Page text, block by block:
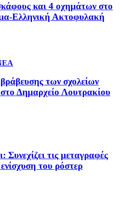
και 4 οχημάτων στο
Ελληνική Ακτοφυλακή
των σχολείων
Δημαρχείο Λουτρακίου
τις μεταγραφές
του ρόστερ